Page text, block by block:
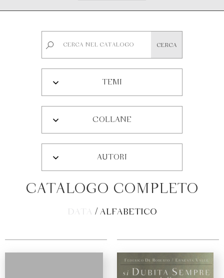
TEMI
COLLANE
AUTORI
CATALOGO COMPLETO
DATA / ALFABETICO